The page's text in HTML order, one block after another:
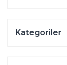
Kategoriler